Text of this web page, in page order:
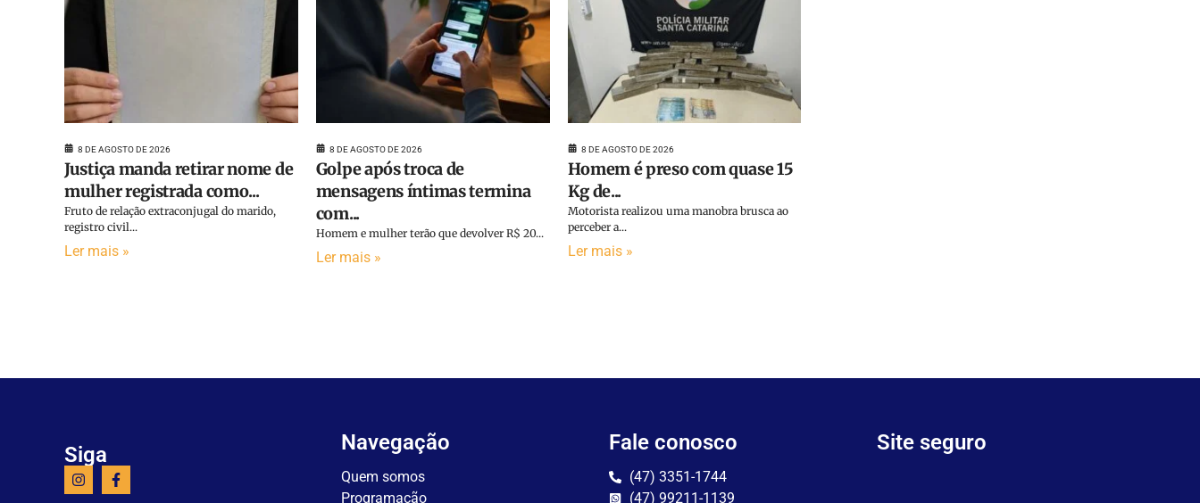
8 DE AGOSTO DE 2026
Justiça manda retirar nome de
mulher registrada como...
Fruto de relação extraconjugal do marido,
registro civil...
Ler mais »
8 DE AGOSTO DE 2026
Golpe após troca de
mensagens íntimas termina
com...
Homem e mulher terão que devolver R$ 20...
Ler mais »
8 DE AGOSTO DE 2026
Homem é preso com quase 15
Kg de...
Motorista realizou uma manobra brusca ao
perceber a...
Ler mais »
Siga Navegação
Quem somos
Programação
Fale conosco
(47) 3351-1744
(47) 99211-1139
Site seguro